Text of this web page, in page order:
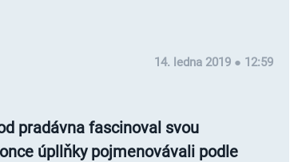
14. ledna 2019 ● 12:59
pradávna fascinoval svou
úpllňky pojmenovávali podle